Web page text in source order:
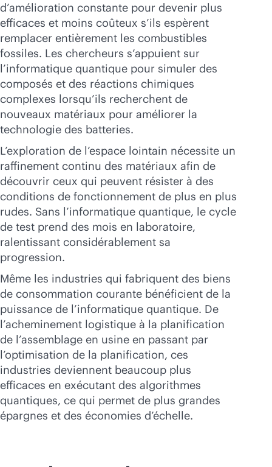
d’amélioration constante pour devenir plus
efficaces et moins coûteux s’ils espèrent
remplacer entièrement les combustibles
fossiles. Les chercheurs s’appuient sur
l’informatique quantique pour simuler des
composés et des réactions chimiques
complexes lorsqu’ils recherchent de
nouveaux matériaux pour améliorer la
technologie des batteries.
L’exploration de l’espace lointain nécessite un
raffinement continu des matériaux afin de
découvrir ceux qui peuvent résister à des
conditions de fonctionnement de plus en plus
rudes. Sans l’informatique quantique, le cycle
de test prend des mois en laboratoire,
ralentissant considérablement sa
progression.
Même les industries qui fabriquent des biens
de consommation courante bénéficient de la
puissance de l’informatique quantique. De
l’acheminement logistique à la planification
de l’assemblage en usine en passant par
l’optimisation de la planification, ces
industries deviennent beaucoup plus
efficaces en exécutant des algorithmes
quantiques, ce qui permet de plus grandes
épargnes et des économies d’échelle.